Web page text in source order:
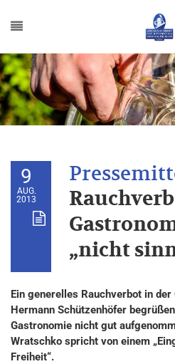
9
AUG.
2013
„nicht
Ein generelles Rauchverbot in
Hermann Schützenhöfer
Gastronomie nicht gut
Wratschko spricht von einem
Freiheit“.